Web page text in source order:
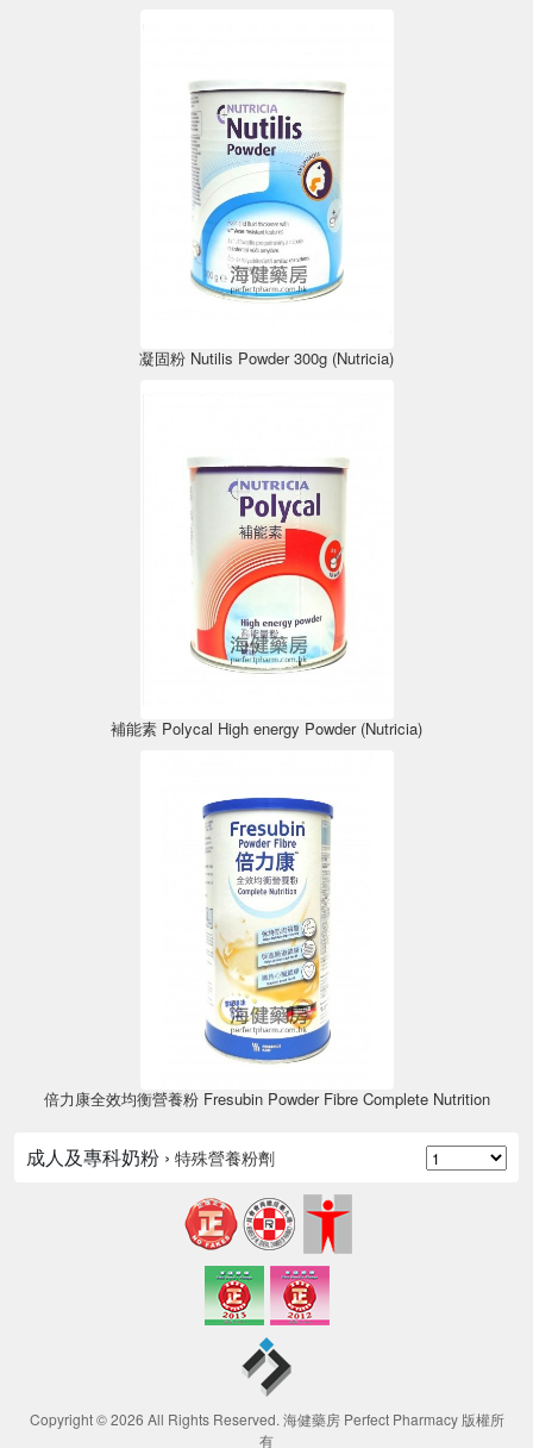
凝固粉 Nutilis Powder 300g (Nutricia)
補能素 Polycal High energy Powder (Nutricia)
倍力康全效均衡營養粉 Fresubin Powder Fibre Complete Nutrition
成人及專科奶粉 › 特殊營養粉劑
Copyright © 2026 All Rights Reserved. 海健藥房 Perfect Pharmacy 版權所
有